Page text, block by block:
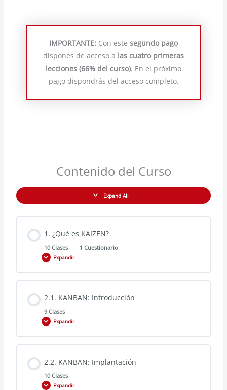
IMPORTANTE: Con este segundo pago
dispones de acceso a las cuatro primeras
lecciones (66% del curso). En el próximo
pago dispondrás del acceso completo.
Contenido del Curso
Expand All
1. ¿Qué es KAIZEN?
10 Clases | 1 Cuestionario
Expandir
2.1. KANBAN: Introducción
9 Clases
Expandir
2.2. KANBAN: Implantación
10 Clases
Expandir